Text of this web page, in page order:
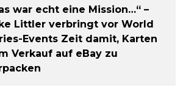
war echt eine Mission…“ –
Littler verbringt vor World
Events Zeit damit, Karten
Verkauf auf eBay zu